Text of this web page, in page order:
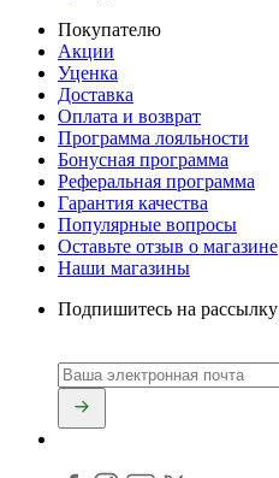
Покупателю
Акции
Уценка
Доставка
Оплата и возврат
Программа лояльности
Бонусная программа
Реферальная программа
Гарантия качества
Популярные вопросы
Оставьте отзыв о магазине
Наши магазины
Подпишитесь на рассылку